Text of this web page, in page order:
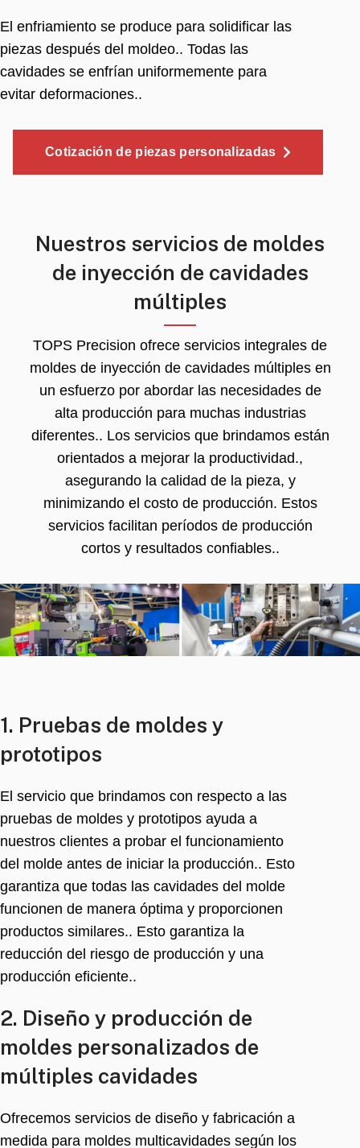
El enfriamiento se produce para solidificar las
piezas después del moldeo.. Todas las
cavidades se enfrían uniformemente para
evitar deformaciones..
Cotización de piezas personalizadas
Nuestros servicios de moldes
de inyección de cavidades
múltiples
TOPS Precision ofrece servicios integrales de
moldes de inyección de cavidades múltiples en
un esfuerzo por abordar las necesidades de
alta producción para muchas industrias
diferentes.. Los servicios que brindamos están
orientados a mejorar la productividad.,
asegurando la calidad de la pieza, y
minimizando el costo de producción. Estos
servicios facilitan períodos de producción
cortos y resultados confiables..
1. Pruebas de moldes y
prototipos
El servicio que brindamos con respecto a las
pruebas de moldes y prototipos ayuda a
nuestros clientes a probar el funcionamiento
del molde antes de iniciar la producción.. Esto
garantiza que todas las cavidades del molde
funcionen de manera óptima y proporcionen
productos similares.. Esto garantiza la
reducción del riesgo de producción y una
producción eficiente..
2. Diseño y producción de
moldes personalizados de
múltiples cavidades
Ofrecemos servicios de diseño y fabricación a
medida para moldes multicavidades según los